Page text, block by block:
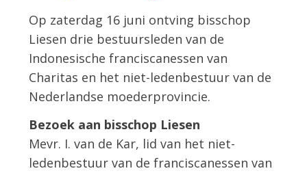
Op zaterdag 16 juni ontving bisschop
Liesen drie bestuursleden van de
Indonesische franciscanessen van
Charitas en het niet-ledenbestuur van de
Nederlandse moederprovincie.
Bezoek aan bisschop Liesen
Mevr. I. van de Kar, lid van het niet-
ledenbestuur van de franciscanessen van